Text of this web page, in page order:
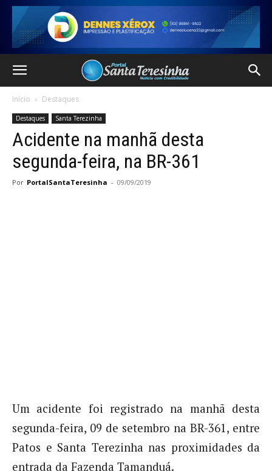
Início Destaques
Destaques Santa Terezinha
Acidente na manhã desta
segunda-feira, na BR-361
Por PortalSantaTeresinha - 09/09/2019
Um acidente foi registrado na manhã desta
segunda-feira, 09 de setembro na BR-361, entre
Patos e Santa Terezinha nas proximidades da
entrada da Fazenda Tamanduá.